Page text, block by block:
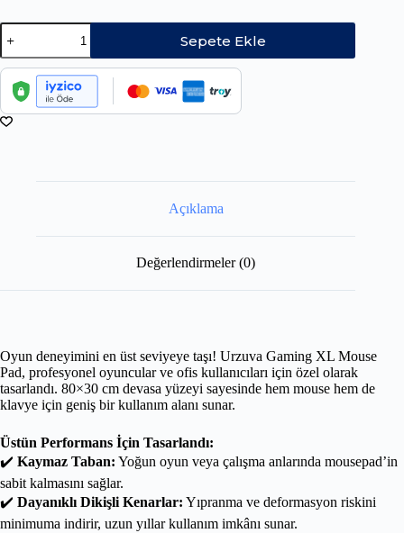
Sepete Ekle
Açıklama
Değerlendirmeler (0)
Oyun deneyimini en üst seviyeye taşı! Urzuva Gaming XL Mouse
Pad, profesyonel oyuncular ve ofis kullanıcıları için özel olarak
tasarlandı. 80×30 cm devasa yüzeyi sayesinde hem mouse hem de
klavye için geniş bir kullanım alanı sunar.
Üstün Performans İçin Tasarlandı:
✔️ Kaymaz Taban: Yoğun oyun veya çalışma anlarında mousepad’in
sabit kalmasını sağlar.
✔️ Dayanıklı Dikişli Kenarlar: Yıpranma ve deformasyon riskini
minimuma indirir, uzun yıllar kullanım imkânı sunar.